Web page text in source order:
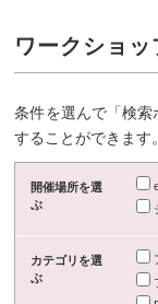
ワークショ
条件を選んで「検索
することができます。
開催場所を選
ぶ
カテゴリを選
ぶ